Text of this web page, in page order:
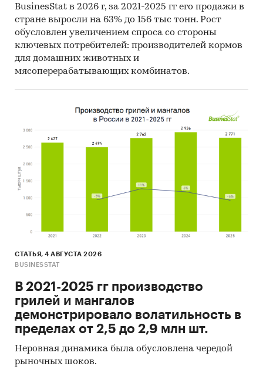
BusinesStat в 2026 г, за 2021-2025 гг его продажи в
стране выросли на 63% до 156 тыс тонн. Рост
обусловлен увеличением спроса со стороны
ключевых потребителей: производителей кормов
для домашних животных и
мясоперерабатывающих комбинатов.
СТАТЬЯ, 4 АВГУСТА 2026
BUSINESSTAT
В 2021-2025 гг производство
грилей и мангалов
демонстрировало волатильность в
пределах от 2,5 до 2,9 млн шт.
Неровная динамика была обусловлена чередой
рыночных шоков.